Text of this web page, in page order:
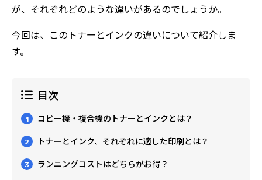
が、それぞれどのような違いがあるのでしょうか。
今回は、このトナーとインクの違いについて紹介しま
す。
目次
1 コピー機・複合機のトナーとインクとは？
2 トナーとインク、それぞれに適した印刷とは？
3 ランニングコストはどちらがお得？